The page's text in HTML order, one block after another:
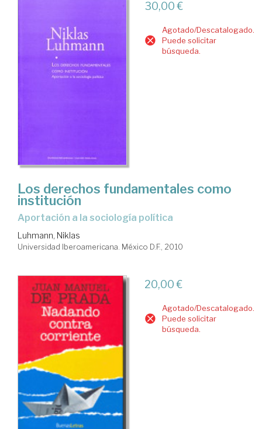
30,00 €
Agotado/Descatalogado.
Puede solicitar
búsqueda.
Los derechos fundamentales como
institución
aportación a la sociología política
Luhmann, Niklas
Universidad Iberoamericana. México D.F., 2010
20,00 €
Agotado/Descatalogado.
Puede solicitar
búsqueda.